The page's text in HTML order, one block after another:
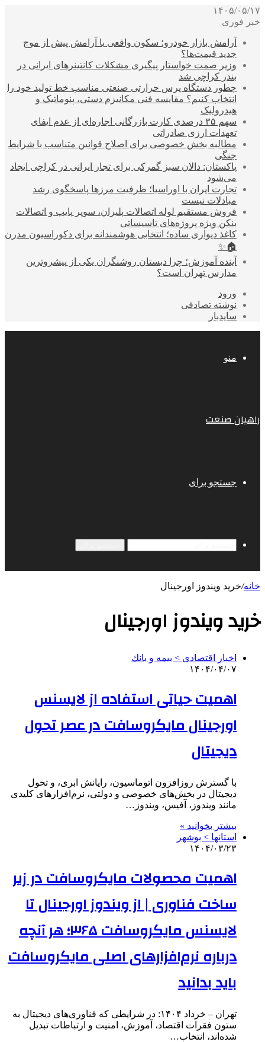
۱۴۰۵/۰۵/۱۷
خبر فوری
آرامش بازار خودرو؛ سکون واقعی یا آرامش پیش از موج
جدید قیمت‌ها؟
وزیر صمت خواستار پیگیری مشکلات کانتینرهای ایرانی در
بندر کراچی شد
چطور دستگاه پرس حرارتی صنعتی مناسب خط تولید خود را
انتخاب کنیم؟ مقایسه فنی مکانیزم دستی، پنوماتیک و
هیدرولیک
سهم ۳۵ درصدی کارت بازرگانی اجاره‌ای از عدم ایفای
تعهدات ارزی صادراتی
مطالبه بخش خصوصی برای اصلاح قوانین متناسب با شرایط
جنگی
پاکستان: دالان سبز گمرکی برای تجار ایرانی در کراچی ایجاد
می‌شود
تجارت ایران با اوراسیا؛ ظرفیت مرزها پاسخگوی رشد
مبادلات نیست
فروش مستقیم لوله اتصالات پلیران، سوپر پایپ و اتصالات
بنکن ویژه پروژه‌های تاسیساتی
کاغذ دیواری ساده؛ انتخابی هوشمندانه برای دکوراسیون مدرن
🏠✨
آینده آموزش؛ چرا دبستان روشنگران یکی از پیشروترین
مدارس تهران است؟
ورود
نوشته تصادفی
سایدبار
منو
راهیان صنعت
جستجو برای
خانه/خرید ویندوز اورجینال
خرید ویندوز اورجینال
اخبار اقتصادی > بيمه و بانك
۱۴۰۴/۰۴/۰۷
اهمیت حیاتی استفاده از لایسنس
اورجینال مایکروسافت در عصر تحول
دیجیتال
با گسترش روزافزون اتوماسیون، رایانش ابری، و تحول
دیجیتال در بخش‌های خصوصی و دولتی، نرم‌افزارهای کلیدی
مانند ویندوز، آفیس، ویندوز…
بیشتر بخوانید »
استانها > بوشهر
۱۴۰۴/۰۳/۲۳
اهمیت محصولات مایکروسافت در زیر
ساخت فناوری | از ویندوز اورجینال تا
لایسنس مایکروسافت ۳۶۵؛ هر آنچه
درباره نرم‌افزارهای اصلی مایکروسافت
باید بدانید
تهران – خرداد ۱۴۰۴: در شرایطی که فناوری‌های دیجیتال به
ستون فقرات اقتصاد، آموزش، امنیت و ارتباطات تبدیل
شده‌اند، انتخاب…